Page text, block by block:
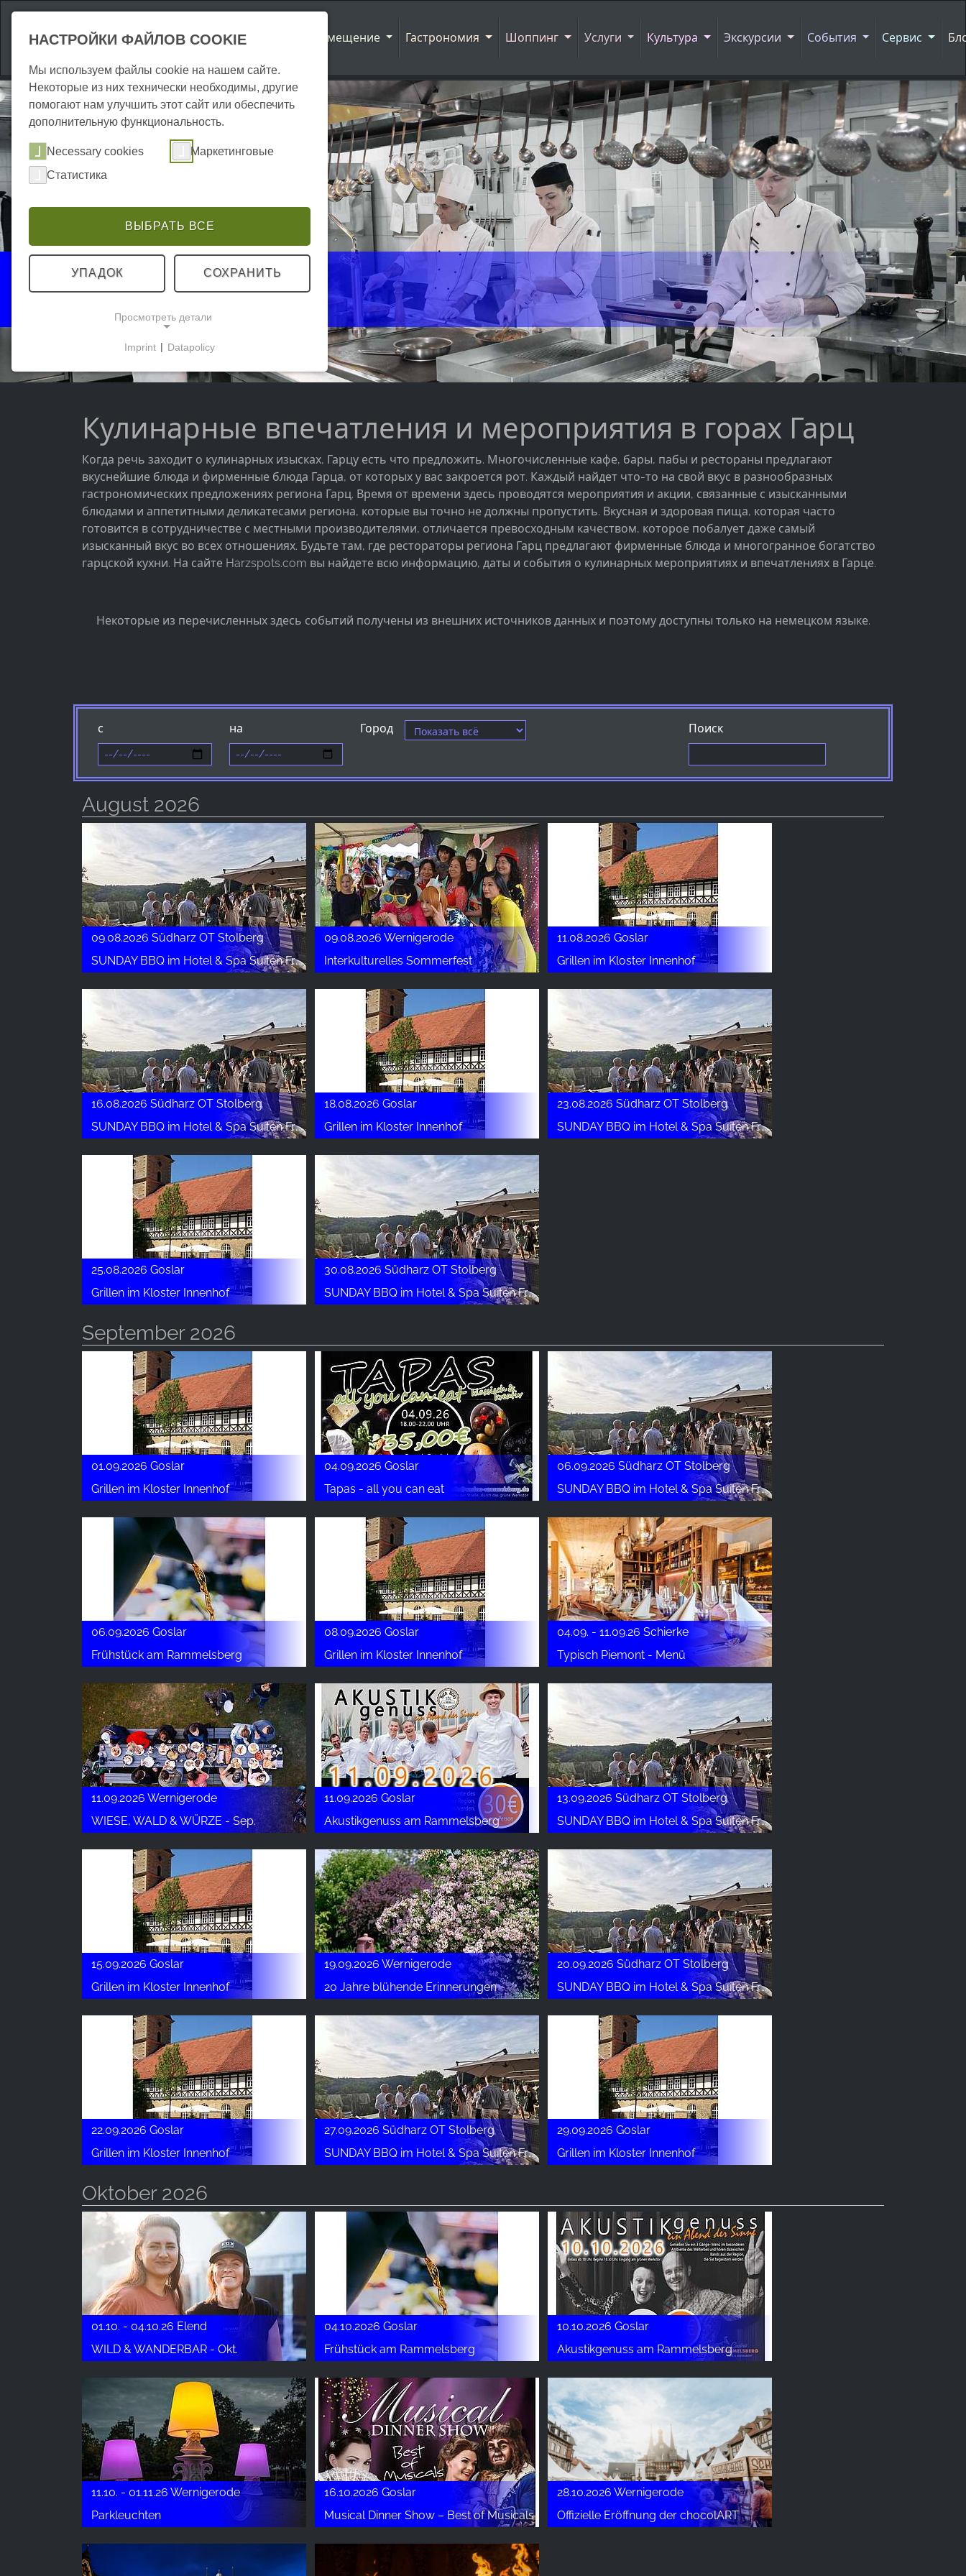
Аттракционы Размещение Гастрономия Шоппинг Услуги Культура Экскурсии События Сервис
События
Кулинарные впечатления и мероприятия в горах Гарц
Когда речь заходит о кулинарных изысках, Гарцу есть что предложить. Многочисленные кафе, бары, пабы и рестораны предлагают
вкуснейшие блюда и фирменные блюда Гарца, от которых у вас закроется рот. Каждый найдет что-то на свой вкус в разнообразных
гастрономических предложениях региона Гарц. Время от времени здесь проводятся мероприятия и акции, связанные с изысканными
блюдами и аппетитными деликатесами региона, которые вы точно не должны пропустить. Вкусная и здоровая пища, которая часто
готовится в сотрудничестве с местными производителями, отличается превосходным качеством, которое побалует даже самый
изысканный вкус во всех отношениях. Будьте там, где рестораторы региона Гарц предлагают фирменные блюда и многогранное богатство
гарцской кухни. На сайте Harzspots.com вы найдете всю информацию, даты и события о кулинарных мероприятиях и впечатлениях в Гарце.
Некоторые из перечисленных здесь событий получены из внешних источников данных и поэтому доступны только на немецком языке.
с на Город Поиск
August 2026
09.08.2026 Südharz OT Stolberg
SUNDAY BBQ im Hotel & Spa Suiten FreiWerk
09.08.2026 Wernigerode
Interkulturelles Sommerfest
11.08.2026 Goslar
Grillen im Kloster Innenhof
16.08.2026 Südharz OT Stolberg
SUNDAY BBQ im Hotel & Spa Suiten FreiWerk
18.08.2026 Goslar
Grillen im Kloster Innenhof
23.08.2026 Südharz OT Stolberg
SUNDAY BBQ im Hotel & Spa Suiten FreiWerk
25.08.2026 Goslar
Grillen im Kloster Innenhof
30.08.2026 Südharz OT Stolberg
SUNDAY BBQ im Hotel & Spa Suiten FreiWerk
September 2026
01.09.2026 Goslar
Grillen im Kloster Innenhof
04.09.2026 Goslar
Tapas - all you can eat
06.09.2026 Südharz OT Stolberg
SUNDAY BBQ im Hotel & Spa Suiten FreiWerk
06.09.2026 Goslar
Frühstück am Rammelsberg
08.09.2026 Goslar
Grillen im Kloster Innenhof
04.09. - 11.09.26 Schierke
Typisch Piemont - Menü
11.09.2026 Wernigerode
WIESE, WALD & WÜRZE - Sep.
11.09.2026 Goslar
Akustikgenuss am Rammelsberg
13.09.2026 Südharz OT Stolberg
SUNDAY BBQ im Hotel & Spa Suiten FreiWerk
15.09.2026 Goslar
Grillen im Kloster Innenhof
19.09.2026 Wernigerode
20 Jahre blühende Erinnerungen
20.09.2026 Südharz OT Stolberg
SUNDAY BBQ im Hotel & Spa Suiten FreiWerk
22.09.2026 Goslar
Grillen im Kloster Innenhof
27.09.2026 Südharz OT Stolberg
SUNDAY BBQ im Hotel & Spa Suiten FreiWerk
29.09.2026 Goslar
Grillen im Kloster Innenhof
Oktober 2026
01.10. - 04.10.26 Elend
WILD & WANDERBAR - Okt.
04.10.2026 Goslar
Frühstück am Rammelsberg
10.10.2026 Goslar
Akustikgenuss am Rammelsberg
11.10. - 01.11.26 Wernigerode
Parkleuchten
16.10.2026 Goslar
Musical Dinner Show – Best of Musicals
28.10.2026 Wernigerode
Offizielle Eröffnung der chocolART
НАСТРОЙКИ ФАЙЛОВ COOKIE
Мы используем файлы cookie на нашем сайте.
Некоторые из них технически необходимы, другие
помогают нам улучшить этот сайт или обеспечить
дополнительную функциональность.
Necessary cookies
Маркетинговые
Статистика
ВЫБРАТЬ ВСЕ
УПАДОК СОХРАНИТЬ
Просмотреть детали
Эти файлы cookie обеспечивают базовую
использования сайта.
МАРКЕТИНГОВЫЕ
Маркетинговые файлы cookie используются
третьими сторонами для показа
персонализированной рекламы. Для этого они
отслеживают посетителей на разных сайтах.
Статистические Cookies собирают информацию
анонимно. Эта информация помогает нам
понять, как наши посетители используют наш
Google Analytics
Purpose:
Сбор статистических данных об
использовании сайта
duration:
24 часа - 2 года
Imprint | Datapolicy